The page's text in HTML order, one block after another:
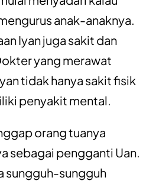
anak-anaknya.
Iyan juga sakit dan
yang merawat
tidak hanya sakit fisik
penyakit mental.
orang tuanya
sebagai pengganti Uan.
sungguh-sungguh